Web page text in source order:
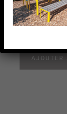
SUPPORT DE
TUBE
AJOUTER